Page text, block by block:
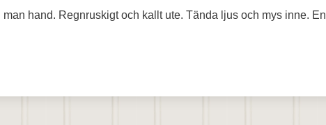
hand. Regnruskigt och kallt ute. Tända ljus och mys inne. En